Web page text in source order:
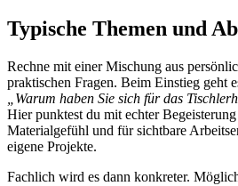
Typische Themen und
Rechne mit einer Mischung aus
praktischen Fragen. Beim Einstieg geht
„Warum haben Sie sich für das
Hier punktest du mit echter
Materialgefühl und für sichtbare
eigene Projekte.
Fachlich wird es dann konkreter.